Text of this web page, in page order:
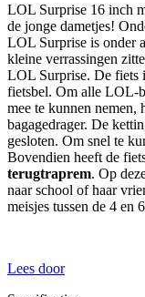
LOL Surprise 16 inch
de jonge dametjes!
LOL Surprise is onder
kleine verrassingen
LOL Surprise. De fiets
fietsbel. Om alle LOL-
mee te kunnen nemen,
bagagedrager. De
gesloten. Om snel te
Bovendien heeft de
terugtraprem. Op
naar school of haar
meisjes tussen de 4 en
Lees door